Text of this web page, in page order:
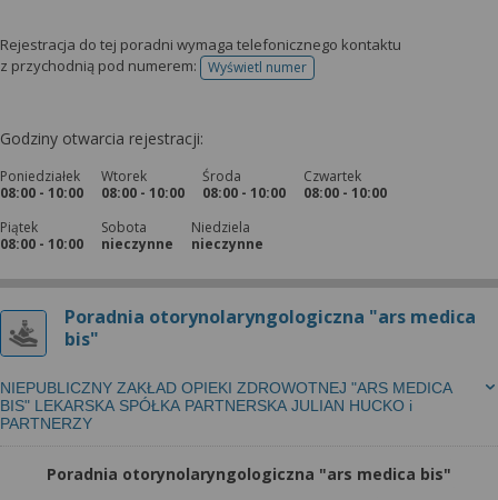
Rejestracja do tej poradni wymaga telefonicznego kontaktu
z przychodnią pod numerem:
Wyświetl numertelefonu do rejestracji
Godziny otwarcia rejestracji:
Poniedziałek
08:00 - 10:00
Wtorek
08:00 - 10:00
Środa
08:00 - 10:00
Czwartek
08:00 - 10:00
Piątek
08:00 - 10:00
Sobota
nieczynne
Niedziela
nieczynne
Poradnia otorynolaryngologiczna "ars medica
bis"
NIEPUBLICZNY ZAKŁAD OPIEKI ZDROWOTNEJ "ARS MEDICA
BIS" LEKARSKA SPÓŁKA PARTNERSKA JULIAN HUCKO i
PARTNERZY
Poradnia otorynolaryngologiczna "ars medica bis"